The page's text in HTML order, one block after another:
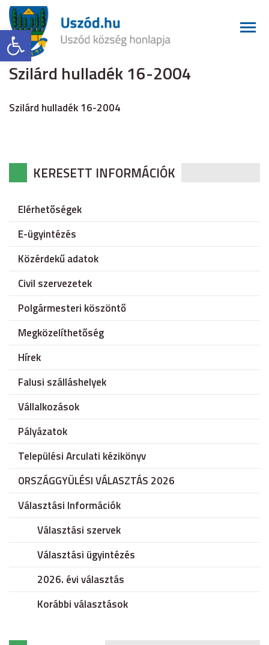
Eszköztár megnyitása
Szilárd hulladék 16-2004
Szilárd hulladék 16-2004
KERESETT INFORMÁCIÓK
Elérhetőségek
E-ügyintézés
Közérdekű adatok
Civil szervezetek
Polgármesteri köszöntő
Megközelíthetőség
Hírek
Falusi szálláshelyek
Vállalkozások
Pályázatok
Települési Arculati kézikönyv
ORSZÁGGYÜLÉSI VÁLASZTÁS 2026
Választási Információk
Választási szervek
Választási ügyintézés
2026. évi választás
Korábbi választások